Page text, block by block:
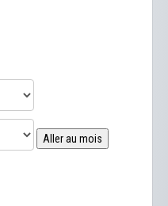
Aller au mois